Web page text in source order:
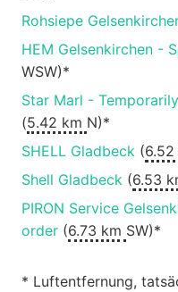
Rohsiepe
HEM Gelsenkirchen -
WSW)*
Star Marl -
(5.42 km N)*
SHELL Gladbeck(6.52
Shell Gladbeck(6.53
PIRON Service
order(6.73 km SW)*
* Luftentfernung,